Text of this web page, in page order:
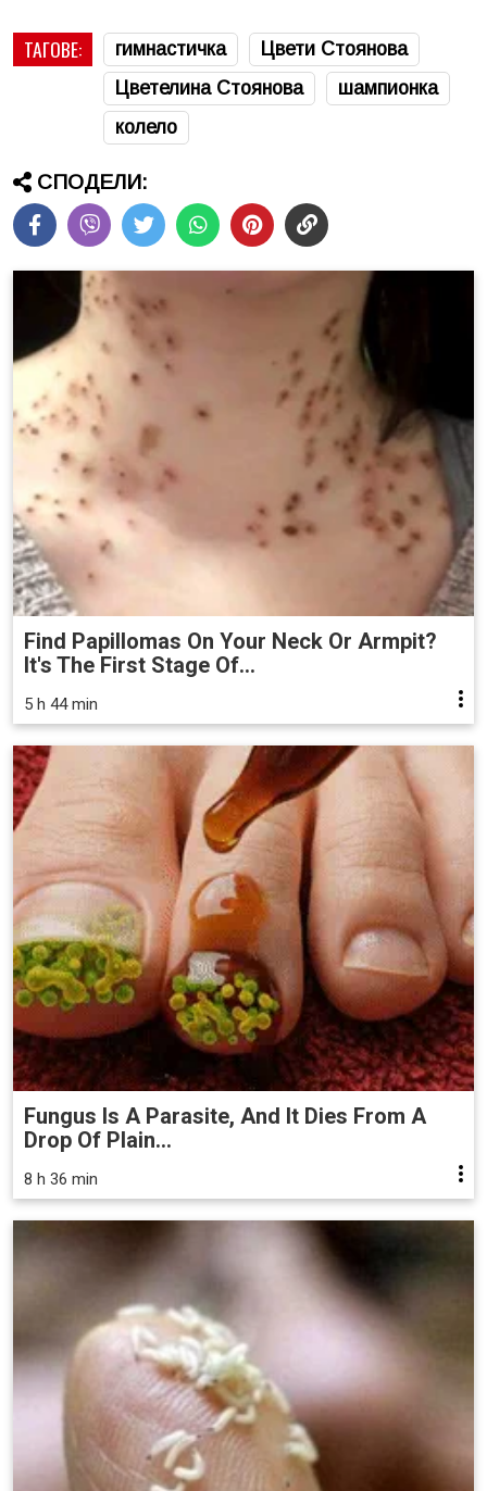
ТАГОВЕ: гимнастичка
Цвети Стоянова
Цветелина Стоянова
шампионка
колело
СПОДЕЛИ:
Find Papillomas On Your Neck Or Armpit?
It's The First Stage Of...
5 h 44 min
Fungus Is A Parasite, And It Dies From A
Drop Of Plain...
8 h 36 min